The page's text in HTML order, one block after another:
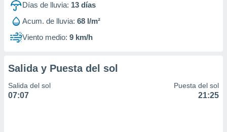
Días de lluvia: 13 días
Acum. de lluvia: 68 l/m²
Viento medio: 9 km/h
Salida y Puesta del sol
Salida del sol
07:07
Puesta del sol
21:25